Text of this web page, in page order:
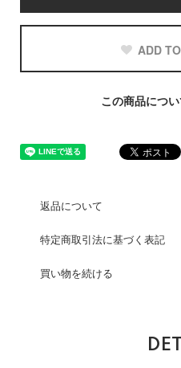
ADD
この商品につ
返品について
特定商取引法に基づく表記
買い物を続ける